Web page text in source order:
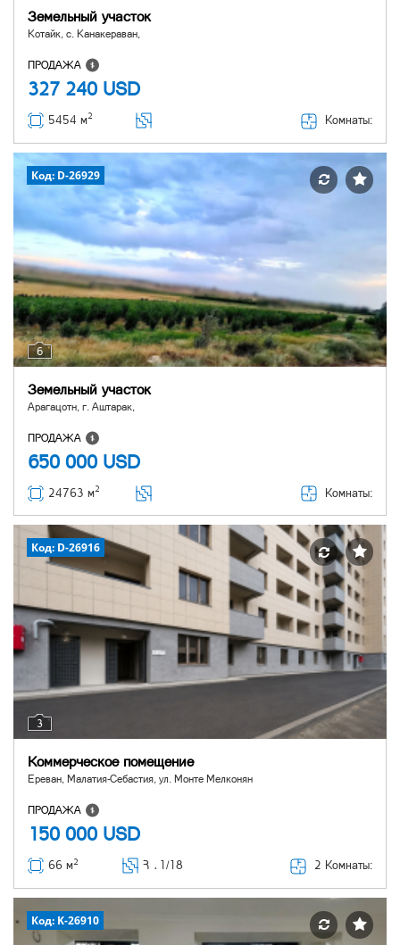
Земельный участок
Котайк, с. Канакераван,
ПРОДАЖА
327 240 USD
5454 м2 Комнаты:
6
Код: D-26929
Земельный участок
Арагацотн, г. Аштарак,
ПРОДАЖА
650 000 USD
24763 м2 Комнаты:
3
Код: D-26916
Коммерческое помещение
Ереван, Малатия-Себастия, ул. Монте Мелконян
ПРОДАЖА
150 000 USD
66 м2 Հ ․ 1/18 2 Комнаты:
Код: K-26910